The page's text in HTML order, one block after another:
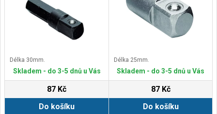
Délka 30mm.
Skladem - do 3-5 dnů u Vás
87 Kč
Do košíku
Délka 25mm.
Skladem - do 3-5 dnů u Vás
87 Kč
Do košíku